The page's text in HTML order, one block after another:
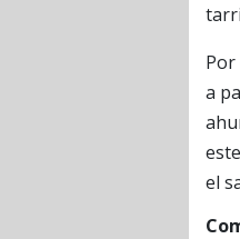
a
el